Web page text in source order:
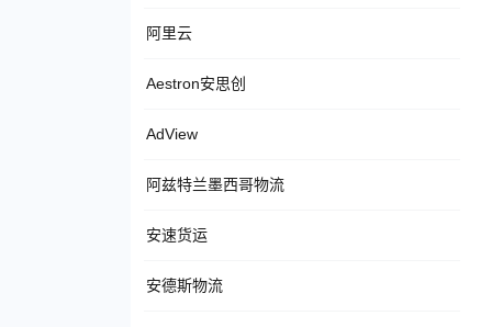
阿里云
Aestron安思创
AdView
阿兹特兰墨西哥物流
安速货运
安德斯物流